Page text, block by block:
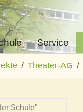
Service
Theater-AG
Schule"